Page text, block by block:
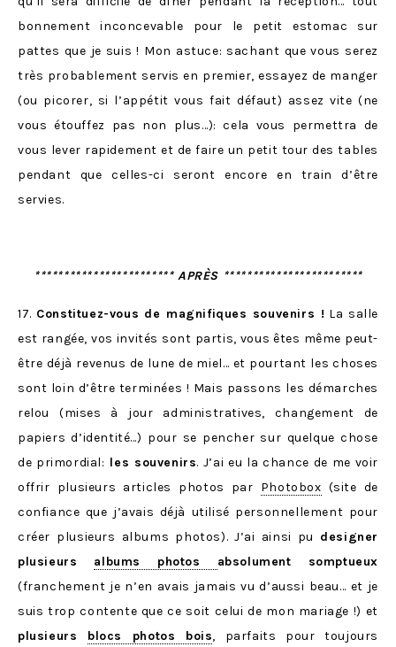
bonnement inconcevable pour le petit estomac sur
pattes que je suis ! Mon astuce: sachant que vous serez
très probablement servis en premier, essayez de manger
(ou picorer, si l’appétit vous fait défaut) assez vite (ne
vous étouffez pas non plus…): cela vous permettra de
vous lever rapidement et de faire un petit tour des tables
pendant que celles-ci seront encore en train d’être
servies.
************************ APRÈS ************************
17. Constituez-vous de magnifiques souvenirs ! La salle
est rangée, vos invités sont partis, vous êtes même peut-
être déjà revenus de lune de miel… et pourtant les choses
sont loin d’être terminées ! Mais passons les démarches
relou (mises à jour administratives, changement de
papiers d’identité…) pour se pencher sur quelque chose
de primordial: les souvenirs. J’ai eu la chance de me voir
offrir plusieurs articles photos par Photobox (site de
confiance que j’avais déjà utilisé personnellement pour
créer plusieurs albums photos). J’ai ainsi pu designer
plusieurs albums photos absolument somptueux
(franchement je n’en avais jamais vu d’aussi beau… et je
suis trop contente que ce soit celui de mon mariage !) et
plusieurs blocs photos bois, parfaits pour toujours